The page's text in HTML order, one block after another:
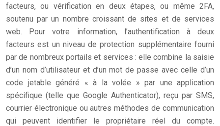
facteurs, ou vérification en deux étapes, ou même 2FA,
soutenu par un nombre croissant de sites et de services
web. Pour votre information, l’authentification à deux
facteurs est un niveau de protection supplémentaire fourni
par de nombreux portails et services : elle combine la saisie
d’un nom d’utilisateur et d’un mot de passe avec celle d’un
code jetable généré « à la volée » par une application
spécifique (telle que Google Authenticator), reçu par SMS,
courrier électronique ou autres méthodes de communication
qui peuvent identifier le propriétaire réel du compte.